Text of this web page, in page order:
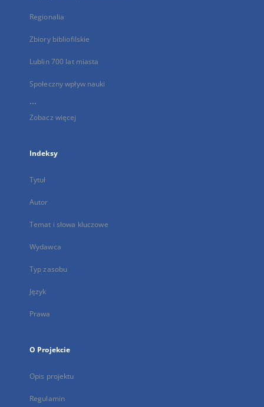
Regionalia
Zbiory bibliofilskie
Lublin 700 lat miasta
Społeczny wpływ nauki
...
Zobacz więcej
Indeksy
Tytuł
Autor
Temat i słowa kluczowe
Wydawca
Typ zasobu
Język
Prawa
O Projekcie
Opis projektu
Regulamin